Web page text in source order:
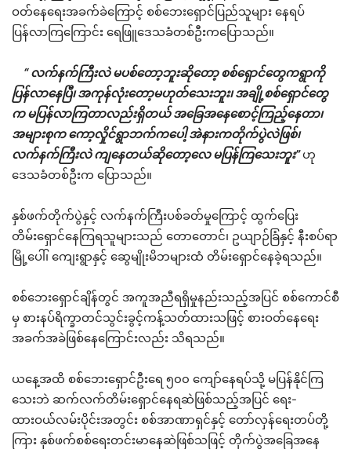
ဝတ်နေရေးအခက်ခဲကြောင့် စစ်ဘေးရှောင်ပြည်သူများ နေရပ်
ပြန်လာကြကြောင်း ရေဖြူဒေသခံတစ်ဦးကပြောသည်။
“ လက်နက်ကြီးလဲ မပစ်တော့ဘူးဆိုတော့ စစ်ရှောင်တွေကရွာကို
ပြန်လာနေပြီ၊ အကုန်လုံးတော့မဟုတ်သေးဘူး၊ အချို့စစ်ရှောင်တွေ
က မပြန်လာကြတာလည်းရှိတယ် အခြေအနေစောင့်ကြည့်နေတာ၊
အများစုက ကော့လှိုင်ရွာဘက်က‌ပေါ့ အဲနားကတိုက်ပွဲလဲဖြစ်၊
လက်နက်ကြီးလဲ ကျနေတယ်ဆိုတော့လေ မပြန်ကြသေးဘူး”ဟု
ဒေသခံတစ်ဦးက ပြောသည်။
နှစ်ဖက်တိုက်ပွဲနှင့် လက်နက်ကြီးပစ်ခတ်မှုကြောင့် ထွက်ပြေး
တိမ်းရှောင်နေကြရသူများသည် တောတောင်၊ ဥယျာဉ်ခြံနှင့် နီးစပ်ရာ
မြို့ပေါ်၊ ကျေးရွာနှင့် ဆွေမျိုးမိဘများထံ တိမ်းရှောင်နေခဲ့ရသည်။
စစ်ဘေးရှောင်ချိန်တွင် အကူအညီရရှိမှုနည်းသည့်အပြင် စစ်ကောင်စီ
မှ စားနပ်ရိက္ခာတင်သွင်းခွင့်ကန့်သတ်ထားသဖြင့် စားဝတ်နေရေး
အခက်အခဲဖြစ်နေကြောင်းလည်း သိရသည်။
ယနေ့အထိ စစ်ဘေးရှောင်ဦးရေ ၅၀၀ ကျော်နေရပ်သို့ မပြန်နိုင်ကြ
သေးဘဲ ဆက်လက်တိမ်းရှောင်နေရဆဲဖြစ်သည့်အပြင် ရေး-
ထားဝယ်လမ်းပိုင်းအတွင်း စစ်အာဏာရှင်နှင့် တော်လှန်ရေးတပ်တို့
ကြား နှစ်ဖက်စစ်ရေးတင်းမာနေဆဲဖြစ်သဖြင့် တိုက်ပွဲအခြေအနေ